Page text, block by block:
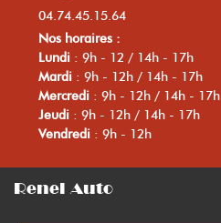
04.74.45.15.64
Nos horaires :
Lundi : 9h - 12 / 14h - 17h
Mardi : 9h - 12h / 14h - 17h
Mercredi : 9h - 12h / 14h - 17h
Jeudi : 9h - 12h / 14h - 17h
Vendredi : 9h - 12h
Renel Auto